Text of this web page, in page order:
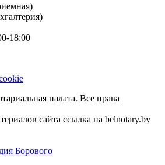
18:00
палата. Все права
сайта ссылка на belnotary.by
Борового